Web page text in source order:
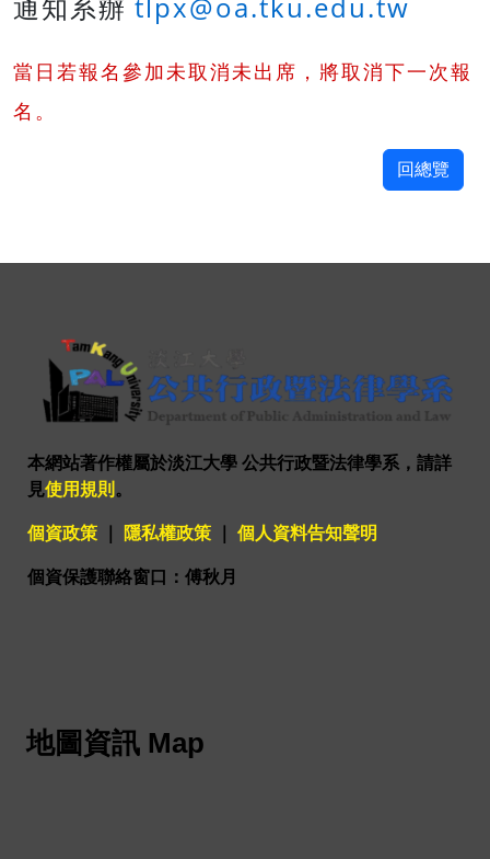
通知系辦
當日若報名參加未取消未出席，將取消下一次報
名。
回總覽
本網站著作權屬於淡江大學 公共行政暨法律學系，請詳
見使用規則 。
個資政策 隱私權政策 個人資料告知聲明
個資保護聯絡窗口：傅秋月
地圖資訊 Map